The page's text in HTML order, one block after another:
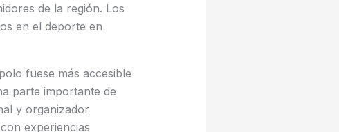
de la región. Los
en el deporte en
fuese más accesible
parte importante de
y organizador
experiencias